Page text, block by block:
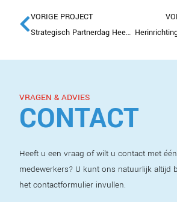
VORIGE PROJECT
Strategisch Partnerdag Heembouw groot succes
VRAGEN & ADVIES
CONTACT
Heeft u een vraag of wilt u contact met
medewerkers? U kunt ons natuurlijk altijd
het contactformulier invullen.